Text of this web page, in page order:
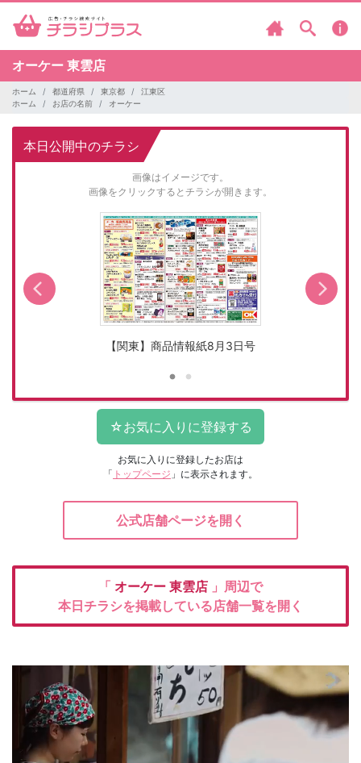
オーケー 東雲店
ホーム 都道府県 東京都
江東区
ホーム
お店の名前 オーケー
本日公開中のチラシ
画像はイメージです。
画像をクリックするとチラシが開きます。
【関東】商品情報紙8月3日号
お気に入りに登録したお店は
「 トップページ 」に表示されます。
公式店舗ページを開く
「 オーケー 東雲店 」周辺で
本日チラシを掲載している店舗一覧を開く